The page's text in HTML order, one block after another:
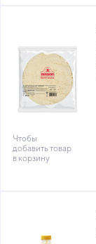
Чтобы
добавить товар
в корзину